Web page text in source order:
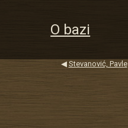
O bazi
◀ Stevanović, Pavle